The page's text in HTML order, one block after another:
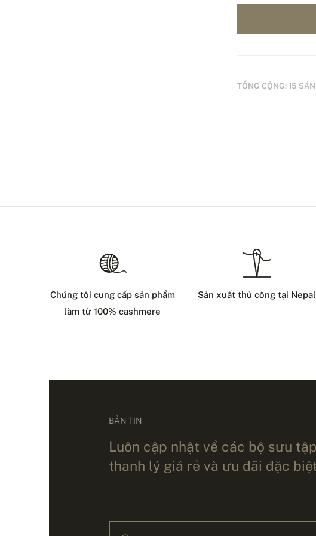
TỔNG CỘNG: 15
Chúng tôi cung cấp sản phẩm
làm từ 100% cashmere
Sản xuất thủ công tại Nepal
BẢN TIN
Luôn cập nhật về các bộ sưu
thanh lý giá rẻ và ưu đãi đặc